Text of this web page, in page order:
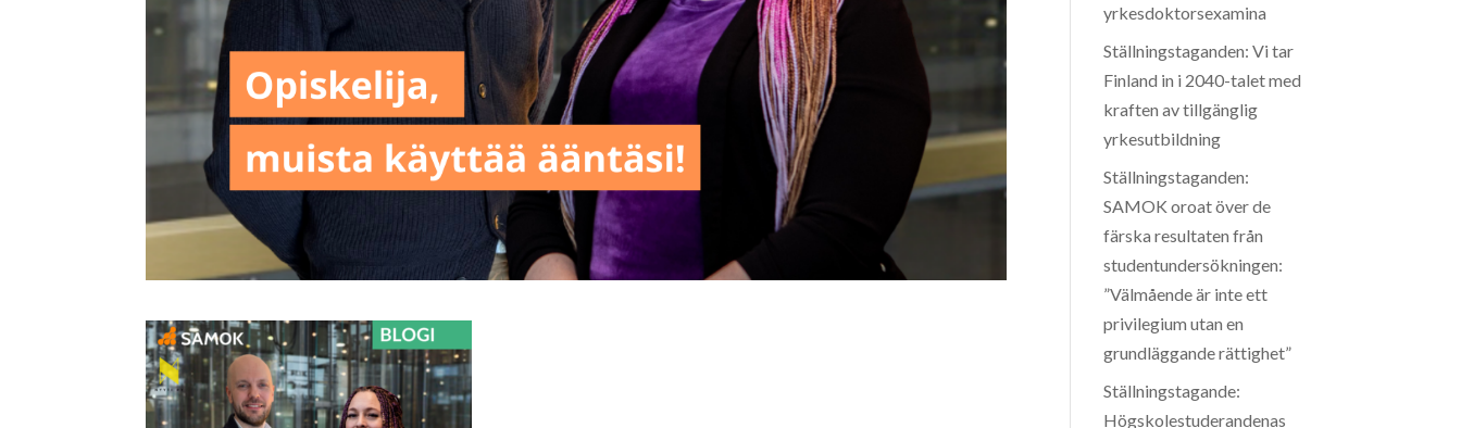
yrkesdoktorsexamina
Ställningstaganden: Vi tar
Finland in i 2040-talet med
kraften av tillgänglig
yrkesutbildning
Ställningstaganden:
SAMOK oroat över de
färska resultaten från
studentundersökningen:
”Välmående är inte ett
privilegium utan en
grundläggande rättighet”
Ställningstagande:
Högskolestuderandenas